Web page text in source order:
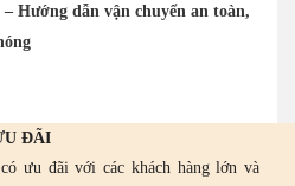
Hướng dẫn vận chuyển an toàn,
ĐÃI
có ưu đãi với các khách hàng lớn và